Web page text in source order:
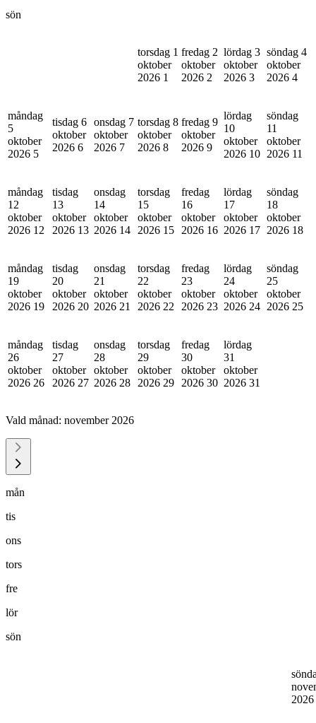
sön
torsdag 1
oktober
2026 1
fredag 2
oktober
2026 2
lördag 3
oktober
2026 3
söndag 4
oktober
2026 4
måndag
5
oktober
2026 5
tisdag 6
oktober
2026 6
onsdag 7
oktober
2026 7
torsdag 8
oktober
2026 8
fredag 9
oktober
2026 9
lördag
10
oktober
2026 10
söndag
11
oktober
2026 11
måndag
12
oktober
2026 12
tisdag
13
oktober
2026 13
onsdag
14
oktober
2026 14
torsdag
15
oktober
2026 15
fredag
16
oktober
2026 16
lördag
17
oktober
2026 17
söndag
18
oktober
2026 18
måndag
19
oktober
2026 19
tisdag
20
oktober
2026 20
onsdag
21
oktober
2026 21
torsdag
22
oktober
2026 22
fredag
23
oktober
2026 23
lördag
24
oktober
2026 24
söndag
25
oktober
2026 25
måndag
26
oktober
2026 26
tisdag
27
oktober
2026 27
onsdag
28
oktober
2026 28
torsdag
29
oktober
2026 29
fredag
30
oktober
2026 30
lördag
31
oktober
2026 31
Vald månad: november 2026
mån
tis
ons
tors
fre
lör
sön
2026